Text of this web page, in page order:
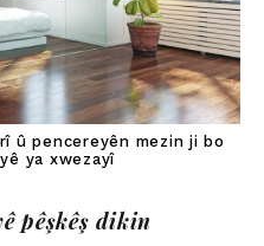
û pencereyên mezin ji bo
ya xwezayî
pêşkêş dikin